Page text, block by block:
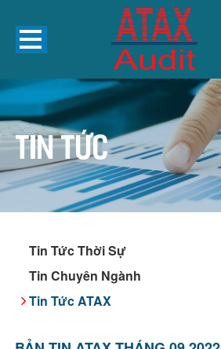
Tin tức
Tin Tức Thời Sự
Tin Chuyên Ngành
Tin Tức ATAX